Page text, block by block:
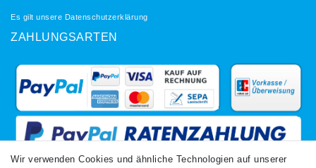
Es gilt unsere Datenschutzerklärung
ZAHLUNGSARTEN
Wir verwenden Cookies und ähnliche Technologien auf unserer